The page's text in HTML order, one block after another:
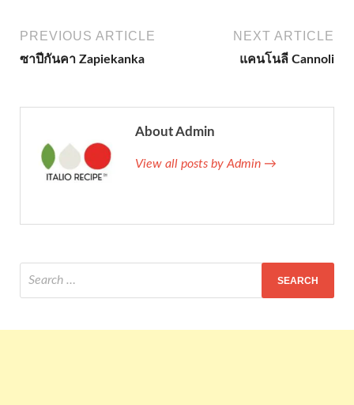
PREVIOUS ARTICLE
ซาปีกันคา Zapiekanka
NEXT ARTICLE
แคนโนลี Cannoli
About Admin
View all posts by Admin →